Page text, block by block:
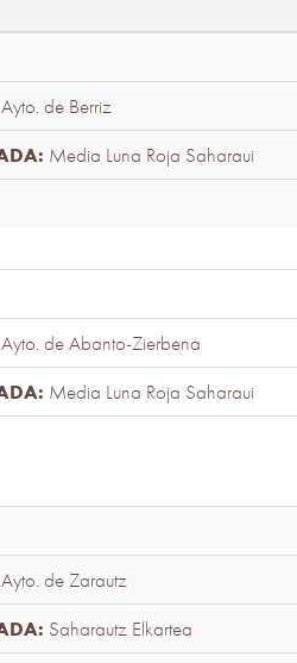
Ayto. de Berriz
Media Luna Roja Saharaui
Ayto. de Abanto-Zierbena
Media Luna Roja Saharaui
Ayto. de Zarautz
Saharautz Elkartea